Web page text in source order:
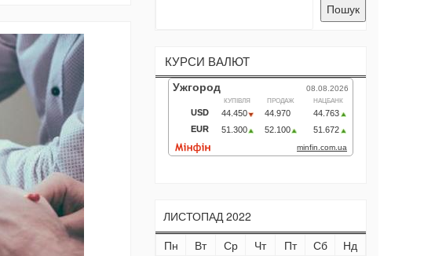
Пошук
КУРСИ ВАЛЮТ
ЛИСТОПАД 2022
Пн
Вт Ср Чт Пт Сб
Нд